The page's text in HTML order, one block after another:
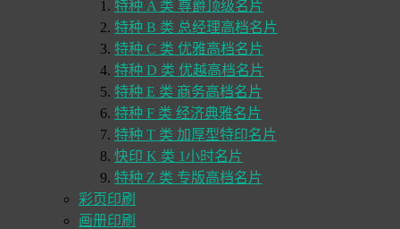
特种 A 类 尊爵顶级名片
特种 B 类 总经理高档名片
特种 C 类 优雅高档名片
特种 D 类 优越高档名片
特种 E 类 商务高档名片
特种 F 类 经济典雅名片
特种 T 类 加厚型特印名片
快印 K 类 1小时名片
特种 Z 类 专版高档名片
彩页印刷
画册印刷